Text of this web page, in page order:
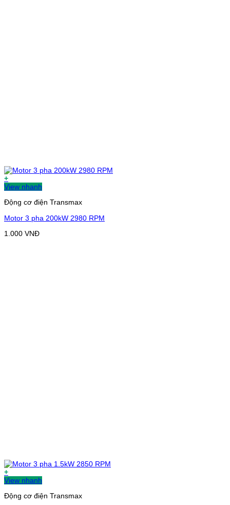
+
View nhanh
Động cơ điện Transmax
Motor 3 pha 200kW 2980 RPM
1.000 VNĐ
+
View nhanh
Động cơ điện Transmax